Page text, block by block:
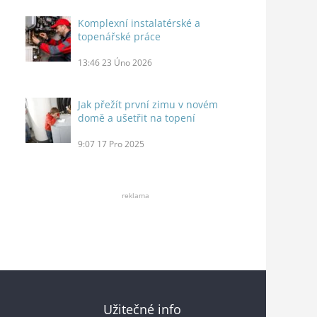
Komplexní instalatérské a
topenářské práce
13:46 23 Úno 2026
Jak přežít první zimu v novém
domě a ušetřit na topení
9:07 17 Pro 2025
reklama
Užitečné info